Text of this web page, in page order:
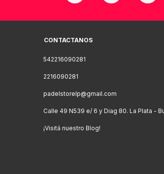
CONTACTANOS
542216090281
2216090281
padelstorelp@gmail.com
Calle 49 N539 e/ 6 y Diag 80. La Plata -
¡Visitá nuestro Blog!